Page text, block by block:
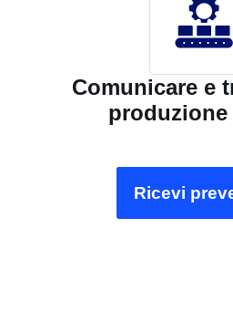
Comunicare e
Ricevi